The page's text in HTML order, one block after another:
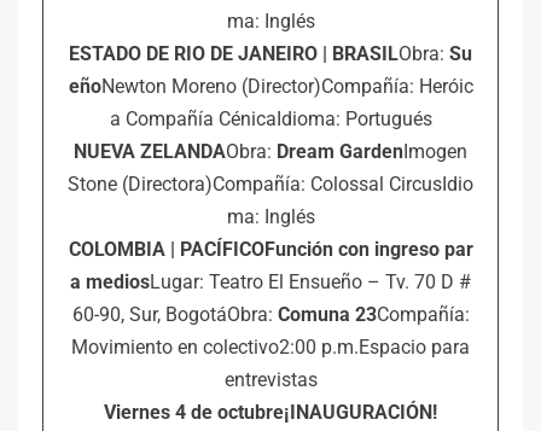
ma: Inglés
ESTADO DE RIO DE JANEIRO | BRASILObra: Su
eñoNewton Moreno (Director)Compañía: Heróic
a Compañía CénicaIdioma: Portugués
NUEVA ZELANDAObra: Dream GardenImogen
Stone (Directora)Compañía: Colossal CircusIdio
ma: Inglés
COLOMBIA | PACÍFICOFunción con ingreso par
a mediosLugar: Teatro El Ensueño – Tv. 70 D #
60-90, Sur, BogotáObra: Comuna 23Compañía:
Movimiento en colectivo2:00 p.m.Espacio para
entrevistas
Viernes 4 de octubre¡INAUGURACIÓN!